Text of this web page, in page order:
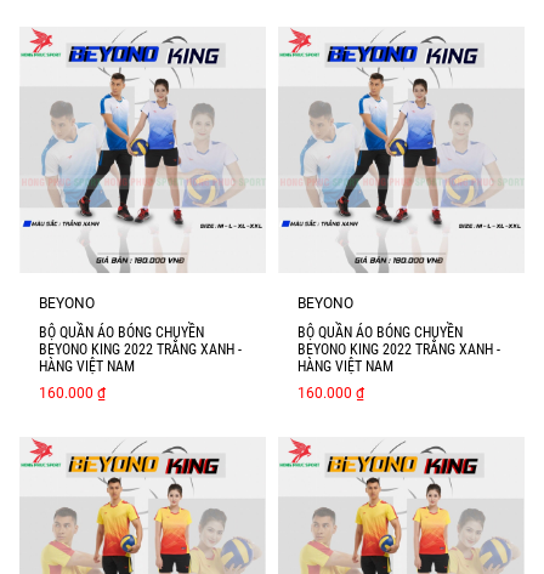
BEYONO
BỘ QUẦN ÁO BÓNG CHUYỀN
BEYONO KING 2022 TRẮNG XANH -
HÀNG VIỆT NAM
160.000 ₫
BEYONO
BỘ QUẦN ÁO BÓNG CHUYỀN
BEYONO KING 2022 TRẮNG XANH -
HÀNG VIỆT NAM
160.000 ₫